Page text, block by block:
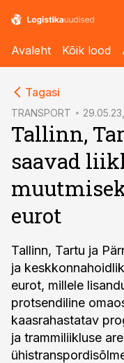
Avaleht Kõik lood
Tagasi
TRANSPORT
Tallinn,
saavad
eurot
Tallinn, Tartu ja
ja
eurot, millele
protsendiline
kaasrahastatav
ja trammiliikluse